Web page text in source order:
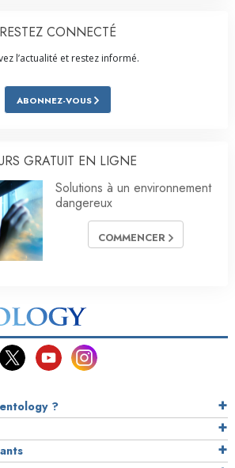
RESTEZ CONNECTÉ
l’actualité et restez informé.
ABONNEZ-VOUS
GRATUIT EN LIGNE
Solutions à un environnement
dangereux
COMMENCER
?